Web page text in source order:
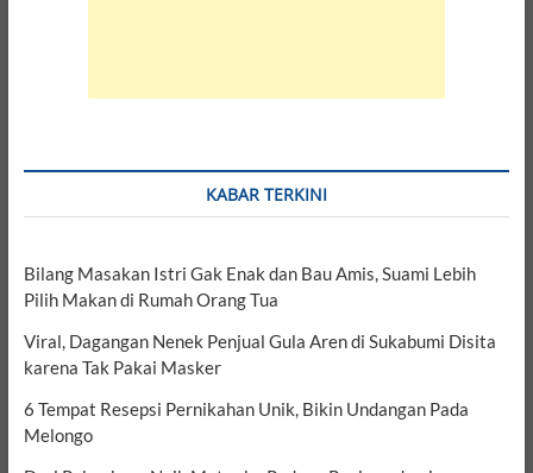
KABAR TERKINI
Bilang Masakan Istri Gak Enak dan Bau Amis, Suami Lebih
Pilih Makan di Rumah Orang Tua
Viral, Dagangan Nenek Penjual Gula Aren di Sukabumi Disita
karena Tak Pakai Masker
6 Tempat Resepsi Pernikahan Unik, Bikin Undangan Pada
Melongo